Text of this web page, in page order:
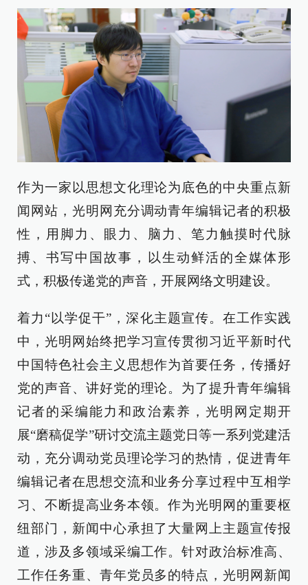
作为一家以思想文化理论为底色的中央重点新
闻网站，光明网充分调动青年编辑记者的积极
性，用脚力、眼力、脑力、笔力触摸时代脉
搏、书写中国故事，以生动鲜活的全媒体形
式，积极传递党的声音，开展网络文明建设。
着力“以学促干”，深化主题宣传。在工作实践
中，光明网始终把学习宣传贯彻习近平新时代
中国特色社会主义思想作为首要任务，传播好
党的声音、讲好党的理论。为了提升青年编辑
记者的采编能力和政治素养，光明网定期开
展“磨稿促学”研讨交流主题党日等一系列党建活
动，充分调动党员理论学习的热情，促进青年
编辑记者在思想交流和业务分享过程中互相学
习、不断提高业务本领。作为光明网的重要枢
纽部门，新闻中心承担了大量网上主题宣传报
道，涉及多领域采编工作。针对政治标准高、
工作任务重、青年党员多的特点，光明网新闻